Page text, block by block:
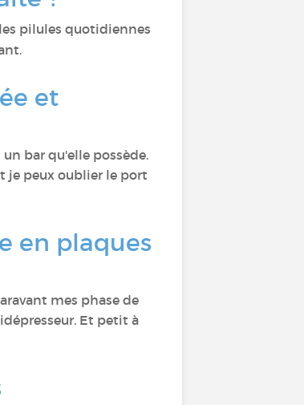
pilules quotidiennes
et
bar qu'elle possède.
je peux oublier le port
en plaques
mes phase de
Et petit à